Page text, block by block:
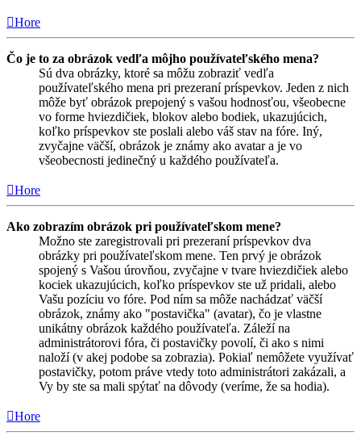
Hore
Čo je to za obrázok vedľa môjho používateľského mena?
Sú dva obrázky, ktoré sa môžu zobraziť vedľa
používateľského mena pri prezeraní príspevkov. Jeden z nich
môže byť obrázok prepojený s vašou hodnosťou, všeobecne
vo forme hviezdičiek, blokov alebo bodiek, ukazujúcich,
koľko príspevkov ste poslali alebo váš stav na fóre. Iný,
zvyčajne väčší, obrázok je známy ako avatar a je vo
všeobecnosti jedinečný u každého používateľa.
Hore
Ako zobrazím obrázok pri používateľskom mene?
Možno ste zaregistrovali pri prezeraní príspevkov dva
obrázky pri používateľskom mene. Ten prvý je obrázok
spojený s Vašou úrovňou, zvyčajne v tvare hviezdičiek alebo
kociek ukazujúcich, koľko príspevkov ste už pridali, alebo
Vašu pozíciu vo fóre. Pod ním sa môže nachádzať väčší
obrázok, známy ako "postavička" (avatar), čo je vlastne
unikátny obrázok každého používateľa. Záleží na
administrátorovi fóra, či postavičky povolí, či ako s nimi
naloží (v akej podobe sa zobrazia). Pokiaľ nemôžete využívať
postavičky, potom práve vtedy toto administrátori zakázali, a
Vy by ste sa mali spýtať na dôvody (veríme, že sa hodia).
Hore